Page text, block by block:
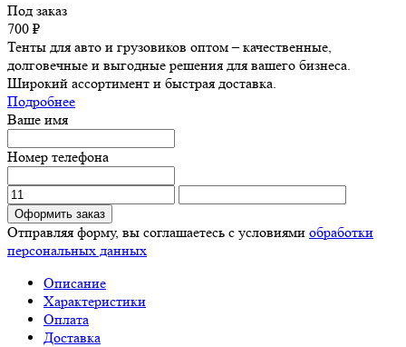
Под заказ
700 ₽
Тенты для авто и грузовиков оптом – качественные,
долговечные и выгодные решения для вашего бизнеса.
Широкий ассортимент и быстрая доставка.
Подробнее
Ваше имя
Номер телефона
Оформить заказ
Отправляя форму, вы соглашаетесь с условиями обработки
персональных данных
Описание
Характеристики
Оплата
Доставка